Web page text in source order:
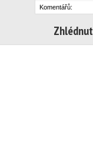
Komentářů: